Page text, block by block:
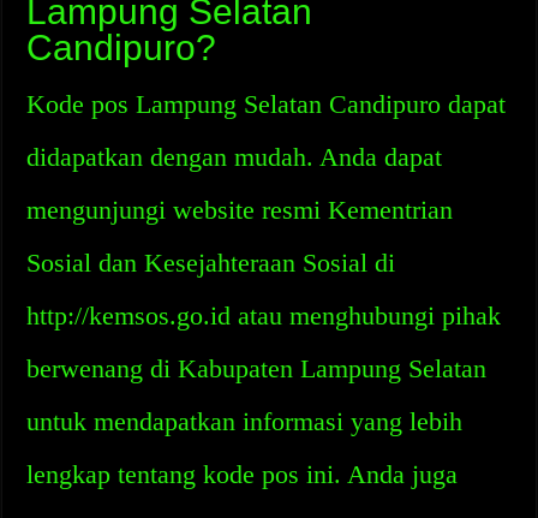
Lampung Selatan
Candipuro?
Kode pos Lampung Selatan Candipuro dapat
didapatkan dengan mudah. Anda dapat
mengunjungi website resmi Kementrian
Sosial dan Kesejahteraan Sosial di
http://kemsos.go.id atau menghubungi pihak
berwenang di Kabupaten Lampung Selatan
untuk mendapatkan informasi yang lebih
lengkap tentang kode pos ini. Anda juga